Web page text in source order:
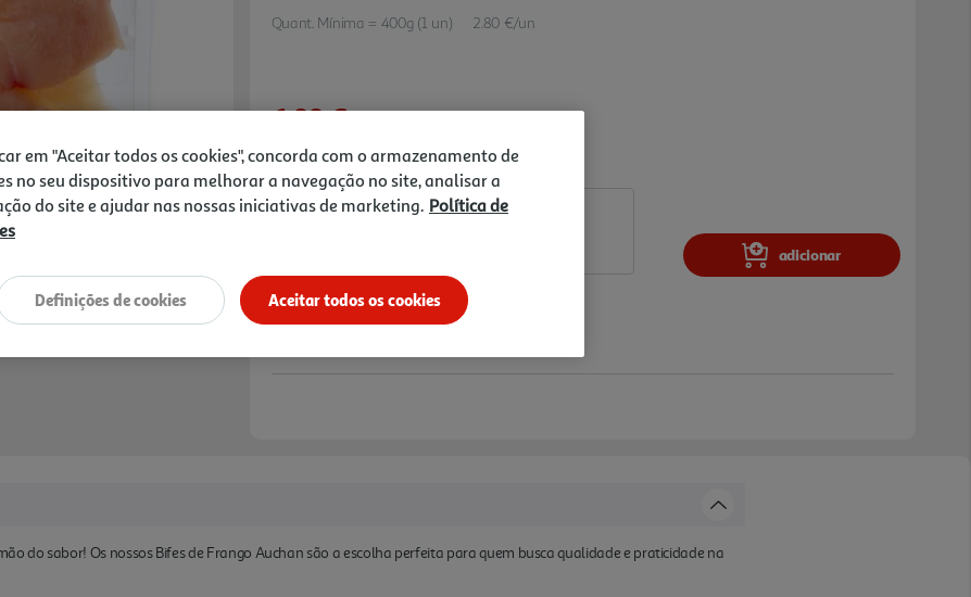
página.
praticidade na cozinha!
Quant. Mínima = 400g (1 un) 2.80 €/un
6,99 €
Notas de preparação
adicionar
do sabor! Os nossos Bifes de Frango Auchan são a escolha perfeita para quem busca qualidade e praticidade na
em "Aceitar todos os cookies", concorda com o armazenamento de
no seu dispositivo para melhorar a navegação no site, analisar a
do site e ajudar nas nossas iniciativas de marketing. Política de
Aceitar todos os cookies
Definições de cookies